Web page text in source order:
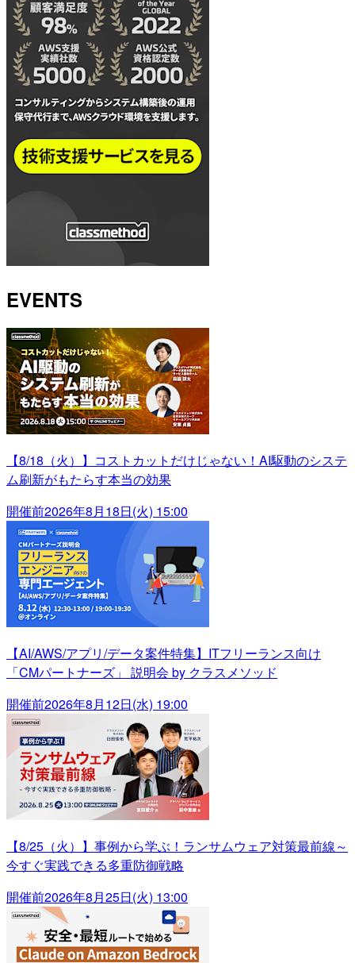
EVENTS
【8/18（火）】コストカットだけじゃない！AI駆動のシステ
ム刷新がもたらす本当の効果
開催前2026年8月18日(火) 15:00
【AI/AWS/アプリ/データ案件特集】ITフリーランス向け
「CMパートナーズ」 説明会 by クラスメソッド
開催前2026年8月12日(水) 19:00
【8/25（火）】事例から学ぶ！ランサムウェア対策最前線～
今すぐ実践できる多重防御戦略
開催前2026年8月25日(火) 13:00